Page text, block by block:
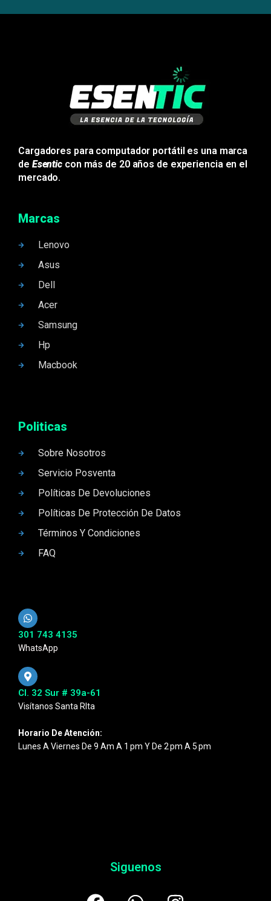
Cargadores para computador portátil es una marca
de Esentic con más de 20 años de experiencia en el
mercado.
Marcas
Lenovo
Asus
Dell
Acer
Samsung
Hp
Macbook
Politicas
Sobre Nosotros
Servicio Posventa
Políticas De Devoluciones
Políticas De Protección De Datos
Términos Y Condiciones
FAQ
301 743 4135
WhatsApp
Cl. 32 Sur # 39a-61
Visítanos Santa RIta
Horario De Atención:
Lunes A Viernes De 9 Am A 1 Pm Y De 2 Pm A 5 Pm
Siguenos